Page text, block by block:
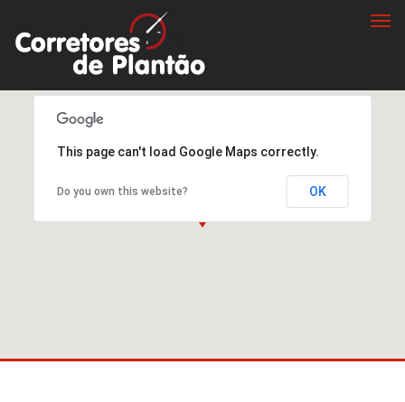
This page can't load Google Maps correctly.
Do you own this website? OK